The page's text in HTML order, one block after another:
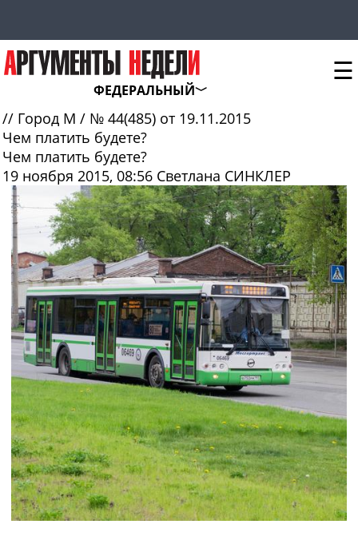
ФЕДЕРАЛЬНЫЙ
☰
// Город М / № 44(485) от 19.11.2015
Чем платить будете?
Чем платить будете?
19 ноября 2015, 08:56 Светлана СИНКЛЕР